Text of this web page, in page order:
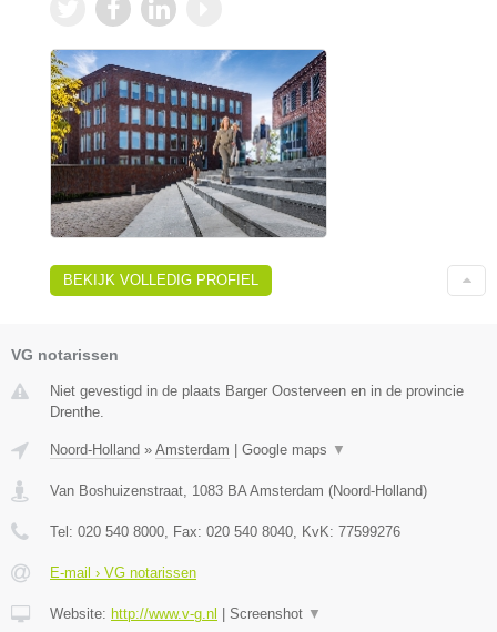
BEKIJK VOLLEDIG PROFIEL
VG notarissen
Niet gevestigd in de plaats Barger Oosterveen en in de provincie
Drenthe.
Noord-Holland » Amsterdam | Google maps ▼
Van Boshuizenstraat 1083 BA Amsterdam (Noord-Holland)
Tel: 020 540 8000 , Fax: 020 540 8040 , KvK: 77599276
E-mail › VG notarissen
Website: http://www.v-g.nl | Screenshot ▼